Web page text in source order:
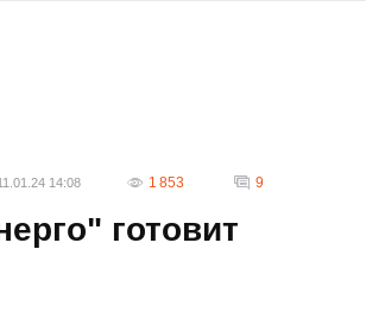
14:08 1 853 9
готовит